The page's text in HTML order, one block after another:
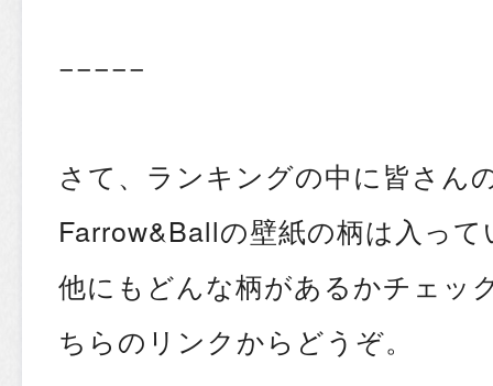
−−−−−
さて、ランキングの中に皆さん
Farrow&Ballの壁紙の柄は入っ
他にもどんな柄があるかチェッ
ちらのリンクからどうぞ。